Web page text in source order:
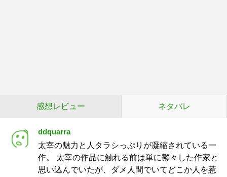
感想レビュー ネタバレ
ddquarra
太宰の魅力と人タラシっぷりが凝縮されている一
作。 太宰の作品に触れる前は単に鬱々した作家と
思い込んでいたが、ダメ人間でいてどこか人を惹